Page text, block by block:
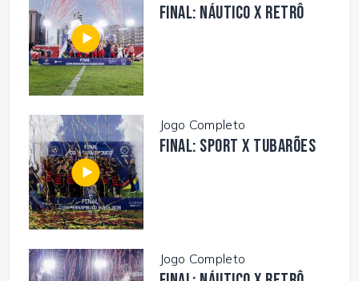
FINAL: NÁUTICO X RETRÔ
Jogo Completo
FINAL: SPORT X TUBARÕES
Jogo Completo